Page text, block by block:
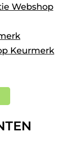
Webshop
Keurmerk